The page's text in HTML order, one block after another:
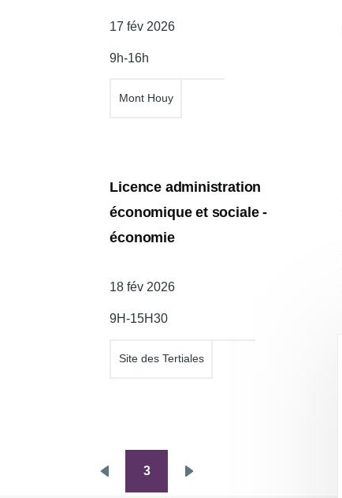
Date
17 fév 2026
9h-16h
Mont Houy
Licence administration
économique et sociale -
économie
Date
18 fév 2026
9H-15H30
Site des Tertiales
Pagination
Page
3